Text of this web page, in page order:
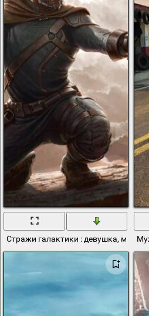
Стражи галактики : девушка, мужик,